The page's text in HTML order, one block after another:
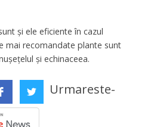
şi ele eficiente în cazul
mai recomandate plante sunt
şi echinaceea.
Urmareste-